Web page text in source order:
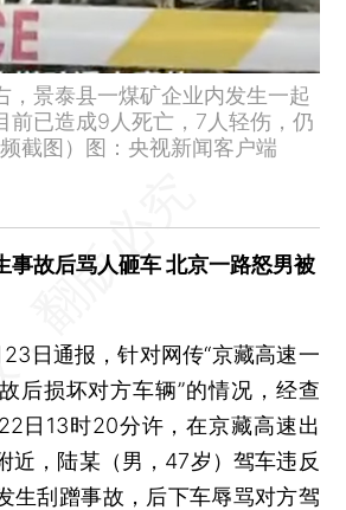
检测出腺病毒阳性
平均成交价91786元 中标率10.1%
”罪犯唐路被执行死刑
冠症状有所改善
7月22日各地疫情：甘肃42+329例、广西35+174例、广东23+9例、四川11+10例、安徽7+16例、重庆3+1例、江西2+4例、河南1+19例、云南1+9例
例 社会面筛查发现
，景泰县一煤矿企业内发生一起
前已造成9人死亡，7人轻伤，仍
截图）图：央视新闻客户端
事故后骂人砸车 北京一路怒男被
日通报，针对网传“京藏高速一
后损坏对方车辆”的情况，经查
日13时20分许，在京藏高速出
近，陆某（男，47岁）驾车违反
生刮蹭事故，后下车辱骂对方驾